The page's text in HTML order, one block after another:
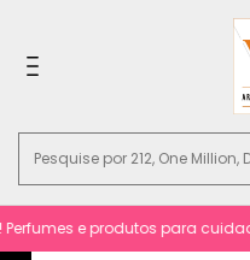
e produtos para